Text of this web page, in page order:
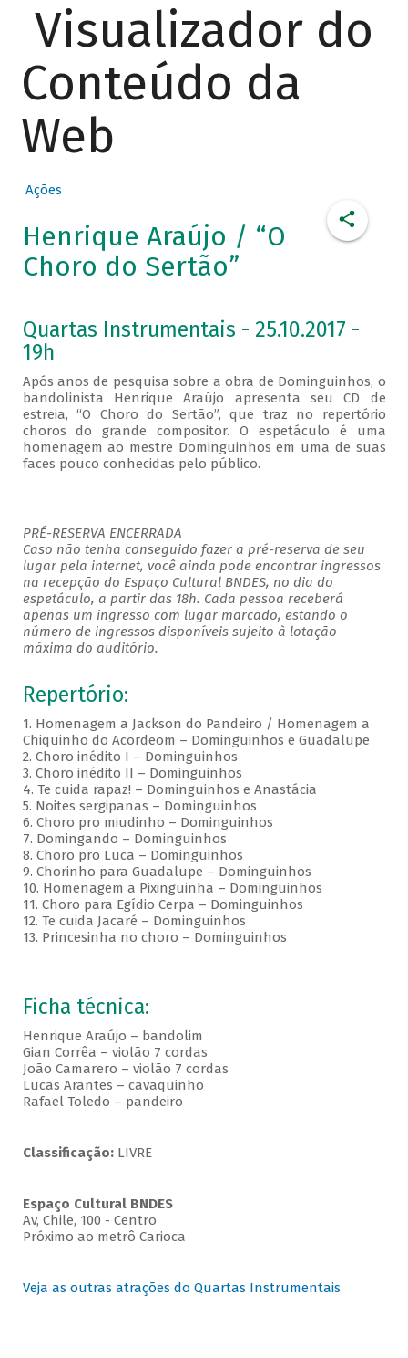
Visualizador do
Conteúdo da
Web
Ações
Henrique Araújo / “O
Choro do Sertão”
Quartas Instrumentais - 25.10.2017 -
19h
Após anos de pesquisa sobre a obra de Dominguinhos, o
bandolinista Henrique Araújo apresenta seu CD de
estreia, “O Choro do Sertão”, que traz no repertório
choros do grande compositor. O espetáculo é uma
homenagem ao mestre Dominguinhos em uma de suas
faces pouco conhecidas pelo público.
PRÉ-RESERVA ENCERRADA
Caso não tenha conseguido fazer a pré-reserva de seu
lugar pela internet, você ainda pode encontrar ingressos
na recepção do Espaço Cultural BNDES, no dia do
espetáculo, a partir das 18h. Cada pessoa receberá
apenas um ingresso com lugar marcado, estando o
número de ingressos disponíveis sujeito à lotação
máxima do auditório.
Repertório:
1. Homenagem a Jackson do Pandeiro / Homenagem a
Chiquinho do Acordeom – Dominguinhos e Guadalupe
2. Choro inédito I – Dominguinhos
3. Choro inédito II – Dominguinhos
4. Te cuida rapaz! – Dominguinhos e Anastácia
5. Noites sergipanas – Dominguinhos
6. Choro pro miudinho – Dominguinhos
7. Domingando – Dominguinhos
8. Choro pro Luca – Dominguinhos
9. Chorinho para Guadalupe – Dominguinhos
10. Homenagem a Pixinguinha – Dominguinhos
11. Choro para Egídio Cerpa – Dominguinhos
12. Te cuida Jacaré – Dominguinhos
13. Princesinha no choro – Dominguinhos
Ficha técnica:
Henrique Araújo – bandolim
Gian Corrêa – violão 7 cordas
João Camarero – violão 7 cordas
Lucas Arantes – cavaquinho
Rafael Toledo – pandeiro
Classificação:LIVRE
Espaço Cultural BNDES
Av, Chile, 100 - Centro
Próximo ao metrô Carioca
Veja as outras atrações do Quartas Instrumentais